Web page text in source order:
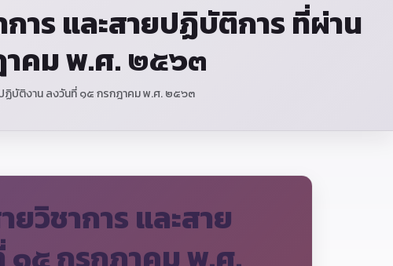
าร และสายปฏิบัติการ ที่ผ่าน
คม พ.ศ. ๒๕๖๓
ฏิบัติงาน ลงวันที่ ๑๕ กรกฎาคม พ.ศ. ๒๕๖๓
วิชาการ และสาย